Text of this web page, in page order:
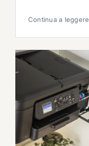
Continua a leggere